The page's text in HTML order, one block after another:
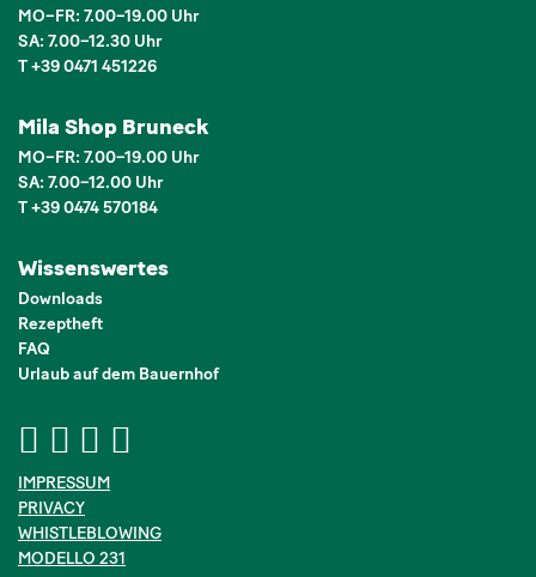
MO–FR: 7.00–19.00 Uhr
SA: 7.00–12.30 Uhr
T +39 0471 451226
Mila Shop Bruneck
MO–FR: 7.00–19.00 Uhr
SA: 7.00–12.00 Uhr
T +39 0474 570184
Wissenswertes
Downloads
Rezeptheft
FAQ
Urlaub auf dem Bauernhof
IMPRESSUM
PRIVACY
WHISTLEBLOWING
MODELLO 231